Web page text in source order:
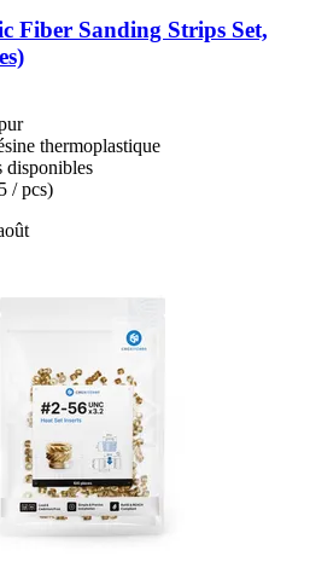
Fiber Sanding Strips Set,
thermoplastique
disponibles
/ pcs)